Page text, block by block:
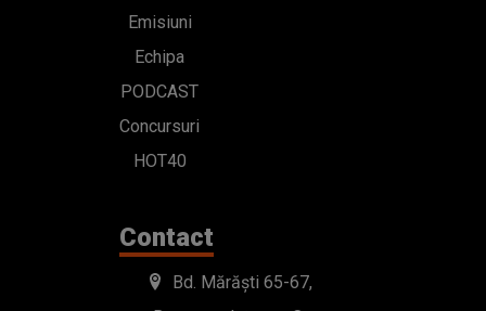
Emisiuni
Echipa
PODCAST
Concursuri
HOT40
Contact
Bd. Mărăști 65-67,